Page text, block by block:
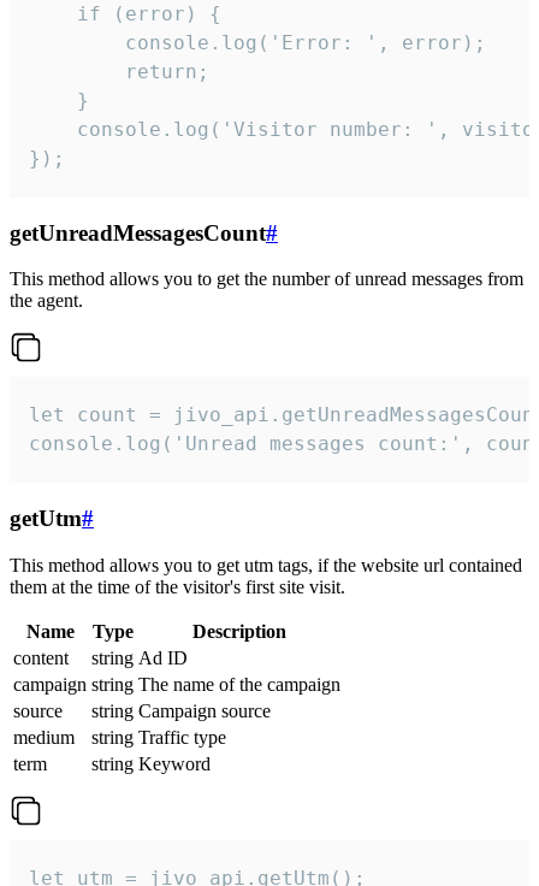
    if (error) {
        console.log('Error: ', error);
        return;
    }
console.log('Visitor number: ',
});
getUnreadMessagesCount#
This method allows you to get the number of unread messages from
the agent.
let count =
console.log('Unread messages count:',
getUtm#
This method allows you to get utm tags, if the website url contained
them at the time of the visitor's first site visit.
Name Type
Description
content
string Ad ID
campaign string The name of the campaign
source
string Campaign source
medium
string Traffic type
term
string Keyword
let utm = jivo_api.getUtm();